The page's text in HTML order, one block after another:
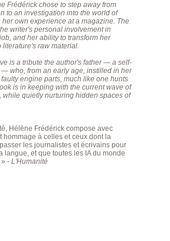
Frédérick chose to step away from
to an investigation into the world of
own experience at a magazine. The
writer's personal involvement in
and her ability to transform her
raw material.
is a tribute the author's father — a self-
who, from an early age, instilled in her
engine parts, much like one hunts
is in keeping with the current wave of
while quietly nurturing hidden spaces of
Hélène Frédérick compose avec
hommage à celles et ceux dont la
les journalistes et écrivains pour
langue, et que toutes les IA du monde
- L'Humanité